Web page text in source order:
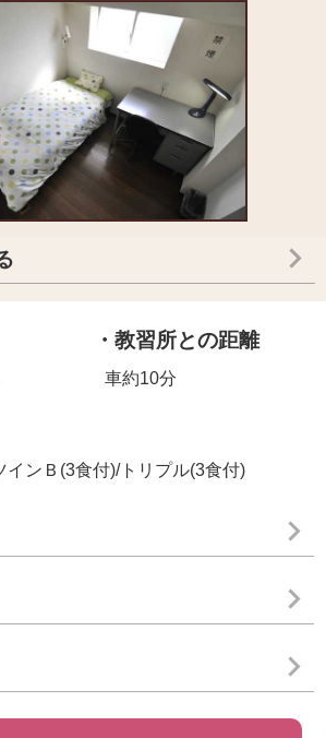
・教習所との距離
車約10分
インＢ(3食付)/トリプル(3食付)